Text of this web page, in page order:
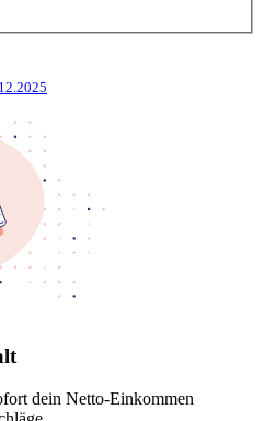
dein Netto-Einkommen